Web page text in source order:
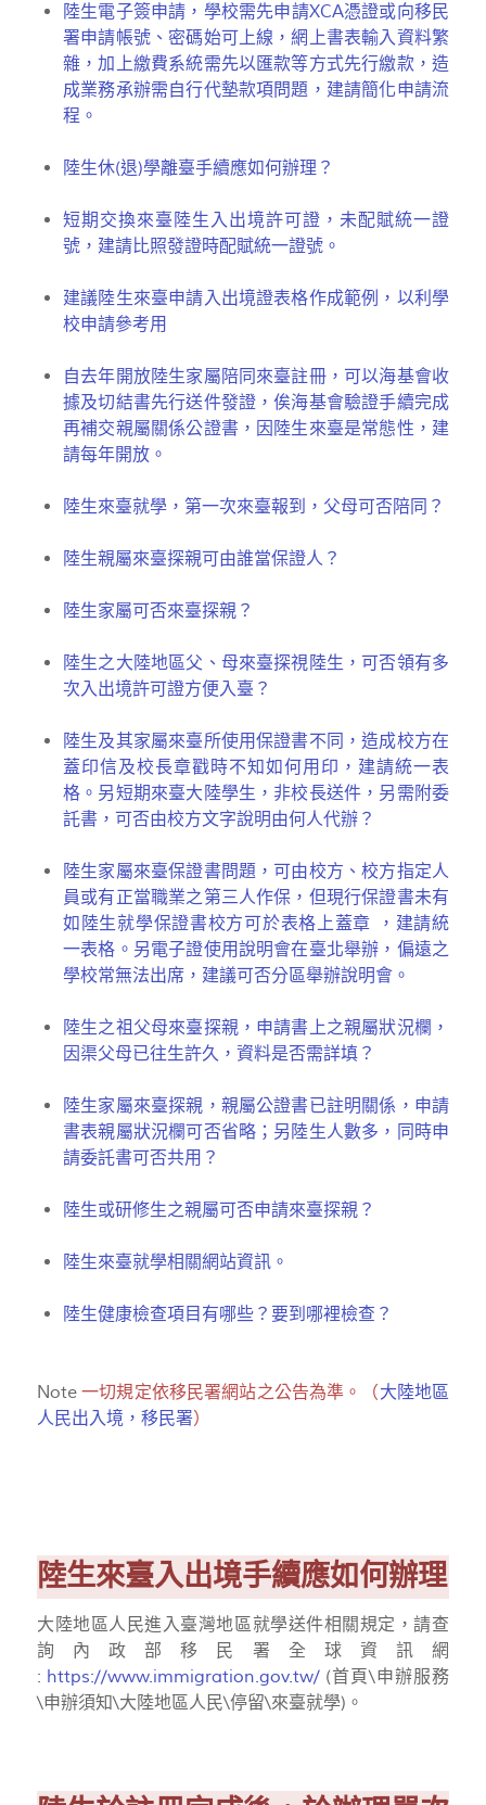
陸生電子簽申請，學校需先申請XCA憑證或向移民
署申請帳號、密碼始可上線，網上書表輸入資料繁
雜，加上繳費系統需先以匯款等方式先行繳款，造
成業務承辦需自行代墊款項問題，建請簡化申請流
程。
陸生休(退)學離臺手續應如何辦理？
短期交換來臺陸生入出境許可證，未配賦統一證
號，建請比照發證時配賦統一證號。
建議陸生來臺申請入出境證表格作成範例，以利學
校申請參考用
自去年開放陸生家屬陪同來臺註冊，可以海基會收
據及切結書先行送件發證，俟海基會驗證手續完成
再補交親屬關係公證書，因陸生來臺是常態性，建
請每年開放。
陸生來臺就學，第一次來臺報到，父母可否陪同？
陸生親屬來臺探親可由誰當保證人？
陸生家屬可否來臺探親？
陸生之大陸地區父、母來臺探視陸生，可否領有多
次入出境許可證方便入臺？
陸生及其家屬來臺所使用保證書不同，造成校方在
蓋印信及校長章戳時不知如何用印，建請統一表
格。另短期來臺大陸學生，非校長送件，另需附委
託書，可否由校方文字說明由何人代辦？
陸生家屬來臺保證書問題，可由校方、校方指定人
員或有正當職業之第三人作保，但現行保證書未有
如陸生就學保證書校方可於表格上蓋章 ，建請統
一表格。另電子證使用說明會在臺北舉辦，偏遠之
學校常無法出席，建議可否分區舉辦說明會。
陸生之祖父母來臺探親，申請書上之親屬狀況欄，
因渠父母已往生許久，資料是否需詳填？
陸生家屬來臺探親，親屬公證書已註明關係，申請
書表親屬狀況欄可否省略；另陸生人數多，同時申
請委託書可否共用？
陸生或研修生之親屬可否申請來臺探親？
陸生來臺就學相關網站資訊。
陸生健康檢查項目有哪些？要到哪裡檢查？
Note一切規定依移民署網站之公告為準。（大陸地區
人民出入境，移民署）
陸生來臺入出境手續應如何辦理
大陸地區人民進入臺灣地區就學送件相關規定，請查
詢內政部移民署全球資訊網
: https://www.immigration.gov.tw/ (首頁\申辦服務
\申辦須知\大陸地區人民\停留\來臺就學)。